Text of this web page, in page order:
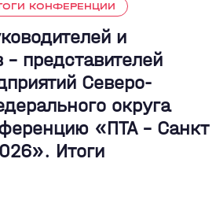
КОНФЕРЕНЦИИ
и
– представителей
Северо-
округа
«ПТА – Санкт
Итоги